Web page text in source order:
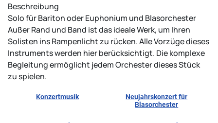
Beschreibung
Solo für Bariton oder Euphonium und Blasorchester
Außer Rand und Band ist das ideale Werk, um Ihren
Solisten ins Rampenlicht zu rücken. Alle Vorzüge dieses
Instruments werden hier berücksichtigt. Die komplexe
Begleitung ermöglicht jedem Orchester dieses Stück
zu spielen.
Konzertmusik
Neujahrskonzert für
Blasorchester